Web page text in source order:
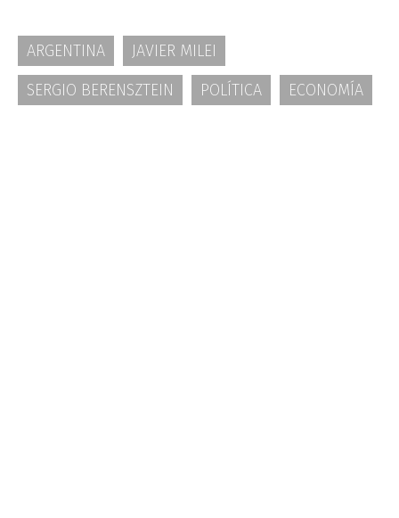
ARGENTINA
JAVIER MILEI
SERGIO BERENSZTEIN
POLÍTICA ECONOMÍA